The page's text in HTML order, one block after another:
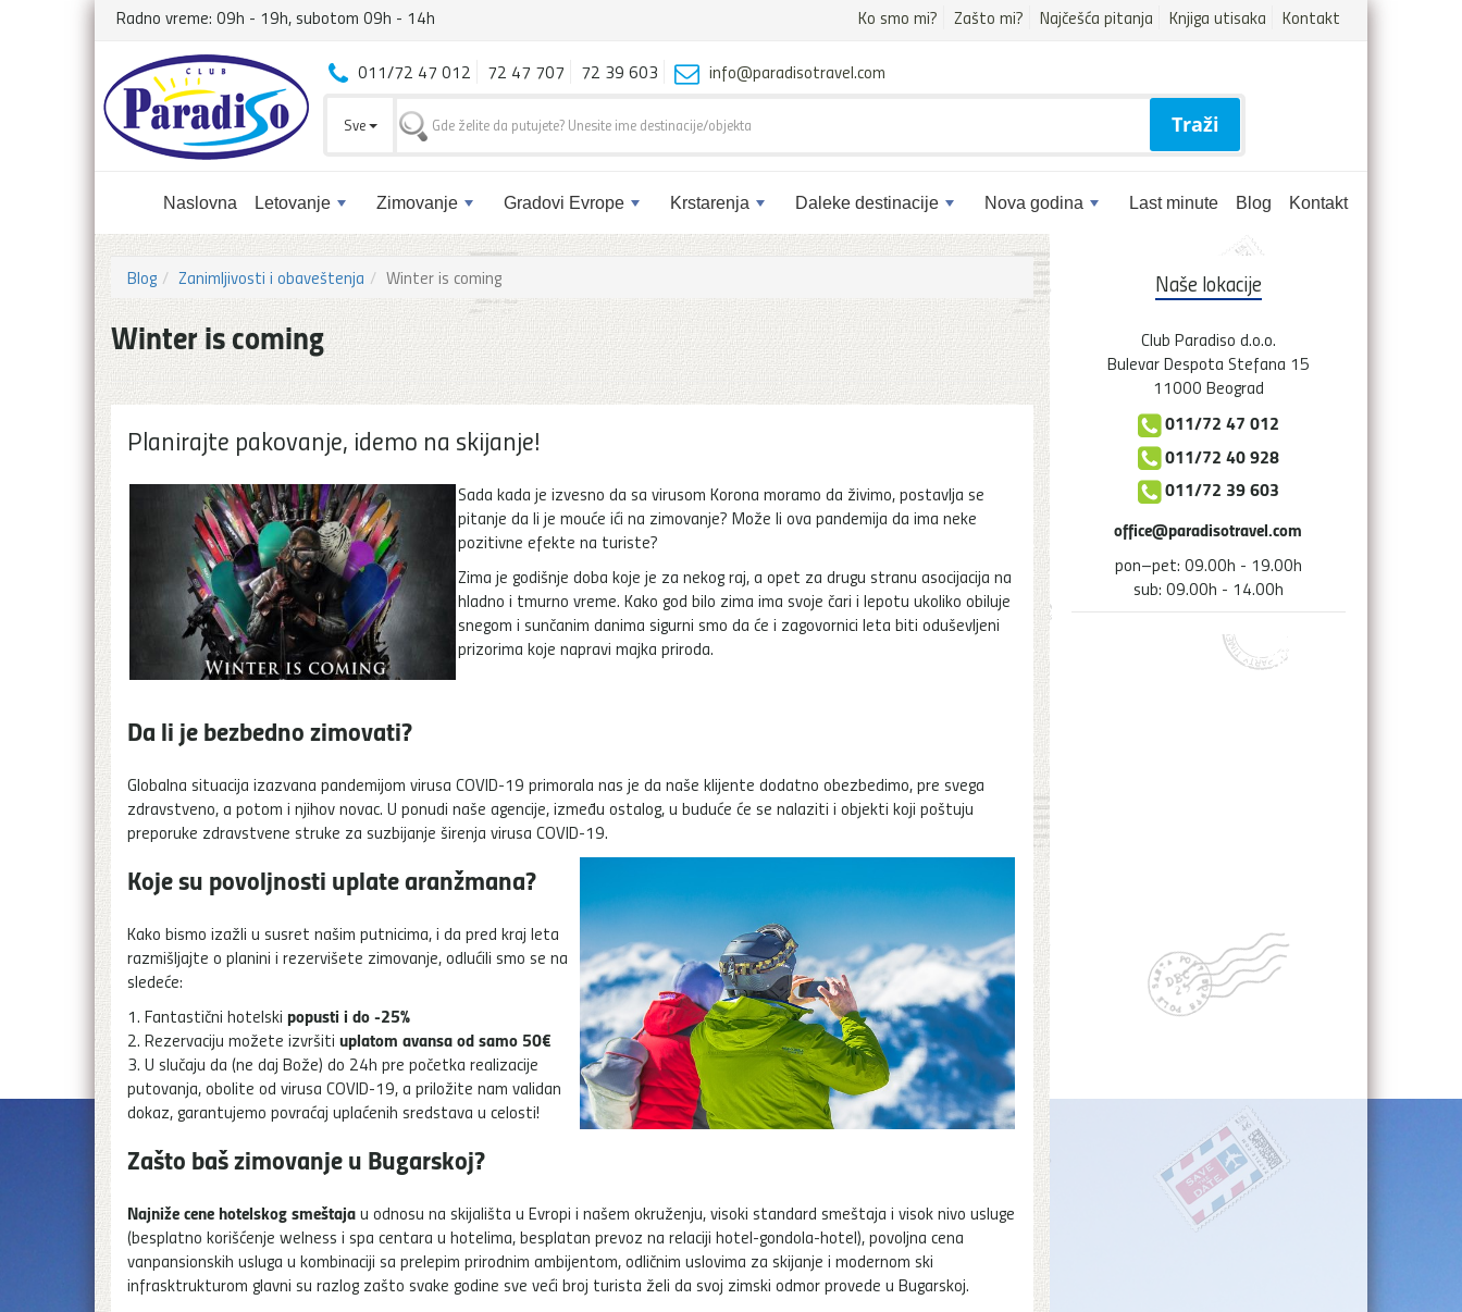
Radno vreme: 09h - 19h, subotom 09h - 14h Ko smo mi? Zašto mi? Najčešća pitanja Knjiga utisaka Kontakt
Naslovna Letovanje Zimovanje Gradovi Evrope Krstarenja Daleke destinacije Nova godina Last minute Blog Kontakt
011/72 47 012 72 47 707 72 39 603 info@paradisotravel.com
Sve Traži
Naše lokacije
Club Paradiso d.o.o.
Bulevar Despota Stefana 15
11000 Beograd
011/72 47 012
011/72 40 928
011/72 39 603
office@paradisotravel.com
pon–pet: 09.00h - 19.00h
sub: 09.00h - 14.00h
Blog Zanimljivosti i obaveštenja Winter is coming
Winter is coming
Planirajte pakovanje, idemo na skijanje!
Sada kada je izvesno da sa virusom Korona moramo da živimo, postavlja se
pitanje da li je mouće ići na zimovanje? Može li ova pandemija da ima neke
pozitivne efekte na turiste?
Zima je godišnje doba koje je za nekog raj, a opet za drugu stranu asocijacija na
hladno i tmurno vreme. Kako god bilo zima ima svoje čari i lepotu ukoliko obiluje
snegom i sunčanim danima sigurni smo da će i zagovornici leta biti oduševljeni
prizorima koje napravi majka priroda.
Da li je bezbedno zimovati?
Globalna situacija izazvana pandemijom virusa COVID-19 primorala nas je da naše klijente dodatno obezbedimo, pre svega
zdravstveno, a potom i njihov novac. U ponudi naše agencije, između ostalog, u buduće će se nalaziti i objekti koji poštuju
preporuke zdravstvene struke za suzbijanje širenja virusa COVID-19.
Koje su povoljnosti uplate aranžmana?
Kako bismo izažli u susret našim putnicima, i da pred kraj leta
razmišljajte o planini i rezervišete zimovanje, odlućili smo se na
sledeće:
1. Fantastični hotelski popusti i do -25%
2. Rezervaciju možete izvršiti uplatom avansa od samo 50€
3. U slučaju da (ne daj Bože) do 24h pre početka realizacije
putovanja, obolite od virusa COVID-19, a priložite nam validan
dokaz, garantujemo povraćaj uplaćenih sredstava u celosti!
Zašto baš zimovanje u Bugarskoj?
Najniže cene hotelskog smeštajau odnosu na skijališta u Evropi i našem okruženju, visoki standard smeštaja i visok nivo usluge
(besplatno korišćenje welness i spa centara u hotelima, besplatan prevoz na relaciji hotel-gondola-hotel), povoljna cena
vanpansionskih usluga u kombinaciji sa prelepim prirodnim ambijentom, odličnim uslovima za skijanje i modernom ski
infrasktrukturom glavni su razlog zašto svake godine sve veći broj turista želi da svoj zimski odmor provede u Bugarskoj.